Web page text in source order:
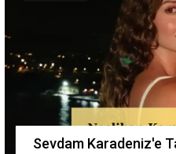
Sevdam Karadeniz'e